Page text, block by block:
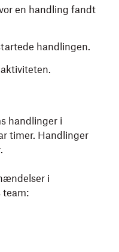
en handling fandt
handlingen.
handlinger i
timer. Handlinger
i
team: